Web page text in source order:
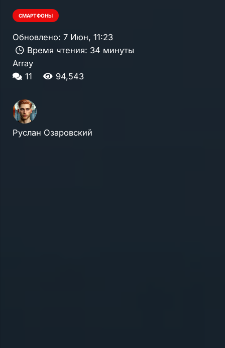
СМАРТФОНЫ
Обновлено: 7 Июн, 11:23
Время чтения: 34 минуты
Array
11 комментариев
94,543
Руслан Озаровский